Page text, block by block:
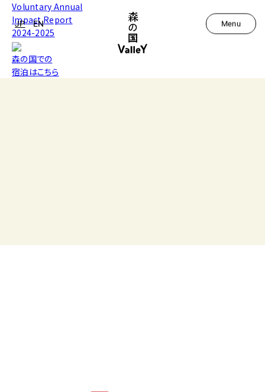
Voluntary Annual
Impact Report
2024-2025
森の国での
宿泊はこちら
JP EN Menu